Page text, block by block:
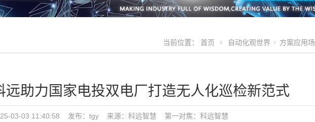
当前位置： 首页 自动化观世界 方案应用场
远助力国家电投双电厂打造无人化巡检新范式
03-03 11:40:58 发布：tgy 来源：科远智慧 第一对焦： 科远智慧